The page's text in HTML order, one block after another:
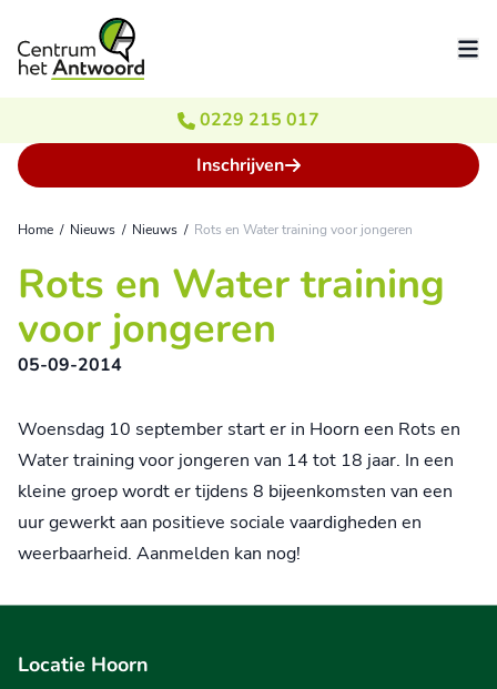
Ga naar de inhoud
0229 215 017
Inschrijven
Home / Nieuws / Nieuws / Rots en Water training voor jongeren
Rots en Water training
voor jongeren
05-09-2014
Woensdag 10 september start er in Hoorn een Rots en
Water training voor jongeren van 14 tot 18 jaar. In een
kleine groep wordt er tijdens 8 bijeenkomsten van een
uur gewerkt aan positieve sociale vaardigheden en
weerbaarheid. Aanmelden kan nog!
Locatie Hoorn